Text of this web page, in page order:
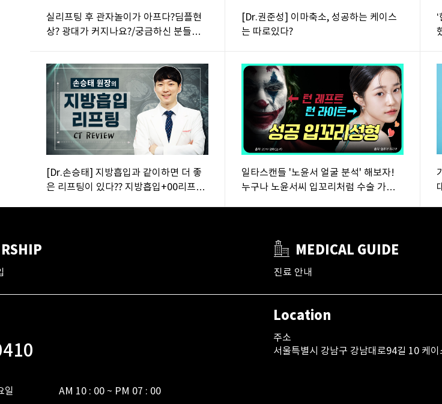
실리프팅 후 관자놀이가 아프다?딤플현
상? 광대가 커지나요?/궁금하신 분들은
[Dr.권준성] 이마축소, 성공하는 케이스
는 따로있다?
[Dr.손승태] 지방흡입과 같이하면 더 좋
은 리프팅이 있다?? 지방흡입+00리프팅
일타스캔들 '노윤서 얼굴 분석' 해보자!
누구나 노윤서씨 입꼬리처럼 수술 가능
MEDICAL GUIDE
진료 안내
일
AM 10 : 00 ~ PM 07 : 00
Location
주소
서울특별시 강남구 강남대로94길 10 케